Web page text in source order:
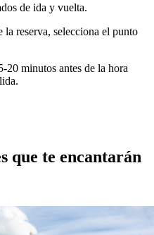
de ida y vuelta.
la reserva, selecciona el punto
20 minutos antes de la hora
que te encantarán